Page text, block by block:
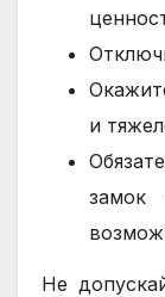
и
замок
Не